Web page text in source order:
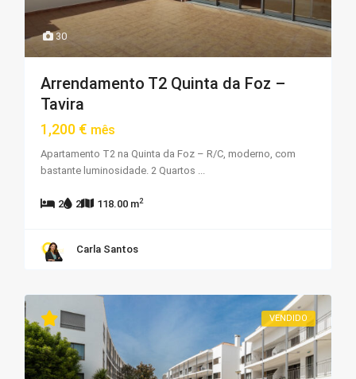
30
Arrendamento T2 Quinta da Foz –
Tavira
1,200 € mês
Apartamento T2 na Quinta da Foz – R/C, moderno, com
bastante luminosidade. 2 Quartos ...
2 2 118.00 m2
Carla Santos
VENDIDO